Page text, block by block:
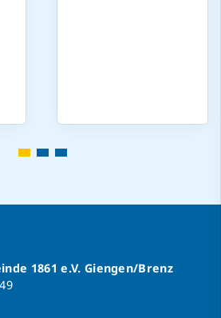
1861 e.V. Giengen/Brenz